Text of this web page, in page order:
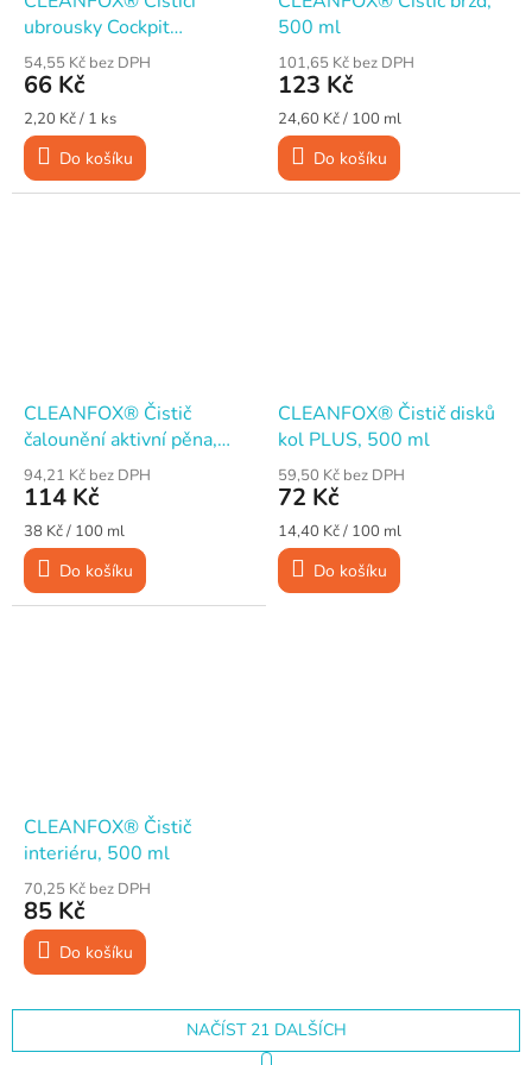
ubrousky Cockpit
Vanilka · 30 ks
54,55 Kč bez DPH
66 Kč
Měrná
cena:
2,20 Kč / 1 ks
Do košíku
500 ml
101,65 Kč bez DPH
123 Kč
Měrná
cena:
24,60 Kč / 100 ml
Do košíku
CLEANFOX® Čistič
čalounění aktivní pěna,
300 ml
94,21 Kč bez DPH
114 Kč
Měrná
cena:
38 Kč / 100 ml
Do košíku
CLEANFOX® Čistič disků
kol PLUS, 500 ml
59,50 Kč bez DPH
72 Kč
Měrná
cena:
14,40 Kč / 100 ml
Do košíku
CLEANFOX® Čistič
interiéru, 500 ml
70,25 Kč bez DPH
85 Kč
Do košíku
NAČÍST 21 DALŠÍCH